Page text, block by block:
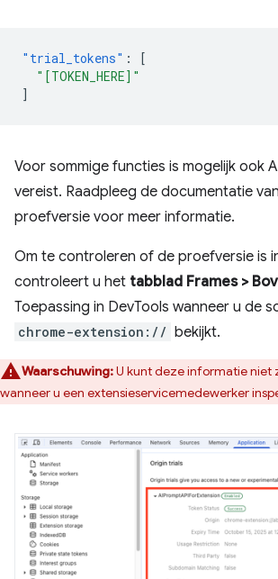
"trial_tokens" :
[
"[TOKEN_HERE]"
]
Voor sommige functies is mogelijk ook
vereist. Raadpleeg de documentatie
proefversie voor meer informatie.
Om te controleren of de proefversie is
controleert u het tabblad Frames >
Toepassing in DevTools wanneer u de
chrome-extension:// bekijkt.
Waarschuwing:U kunt deze informatie niet
wanneer u een extensieservicemedewerker